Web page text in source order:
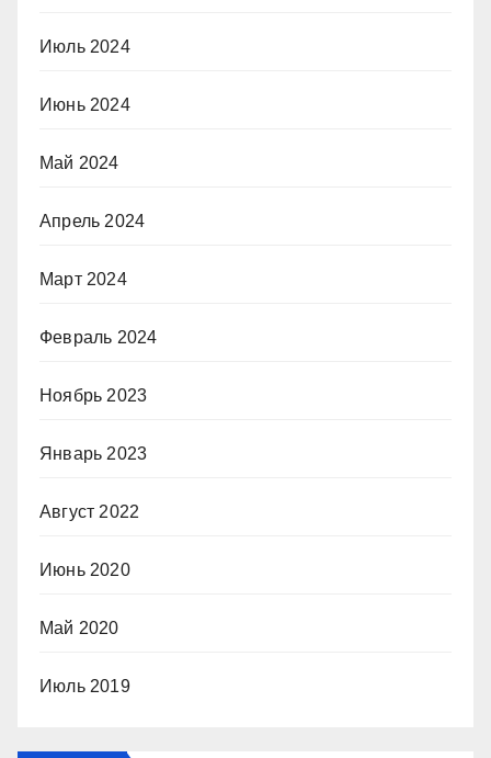
Июль 2024
Июнь 2024
Май 2024
Апрель 2024
Март 2024
Февраль 2024
Ноябрь 2023
Январь 2023
Август 2022
Июнь 2020
Май 2020
Июль 2019